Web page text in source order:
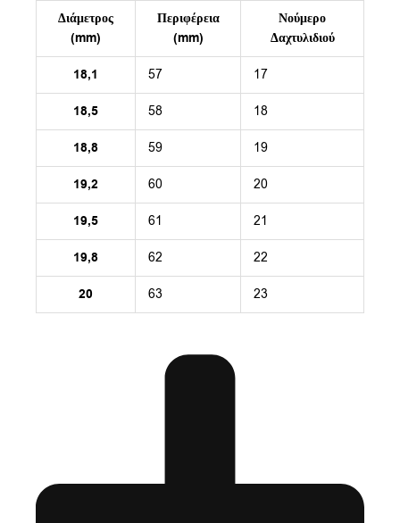
Διάμετρος
(mm)
Περιφέρεια
(mm)
Νούμερο
Δαχτυλιδιού
18,1 57 17
18,5 58 18
18,8 59 19
19,2 60 20
19,5 61 21
19,8 62 22
20 63 23